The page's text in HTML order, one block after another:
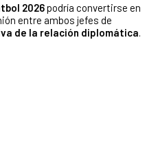
2026podría convertirse en
entre ambos jefes de
de la relación diplomática.